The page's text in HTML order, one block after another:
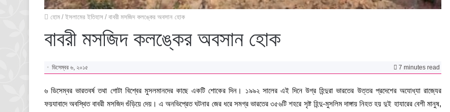
হোম / ইসলামের ইতিহাস / বাবরী মসজিদ কলঙ্কের অবসান হোক
বাবরী মসজিদ কলঙ্কের অবসান হোক
ডিসেম্বর ৬, ২০১৫ 7 minutes read
৬ ডিসেম্বর ভারতবর্ষ তথা গোটা বিশ্বের মুসলমানদের কাছে একটি শোকের দিন। ১৯৯২ সালের এই দিনে উগ্র হিন্দুরা ভারতের উত্তর প্রদেশের অযোধ্যা রাজ্যের
ফয়যাবাদে অবস্থিত বাবরী মসজিদ গুঁড়িয়ে দেয়। এ অনভিপ্রেত ঘটনার জের ধরে সমগ্র ভারতের ৩৫৬টি শহরে সৃষ্ট হিন্দু-মুসলিম দাঙ্গায় নিহত হয় দুই হাযারের বেশী মানুষ,